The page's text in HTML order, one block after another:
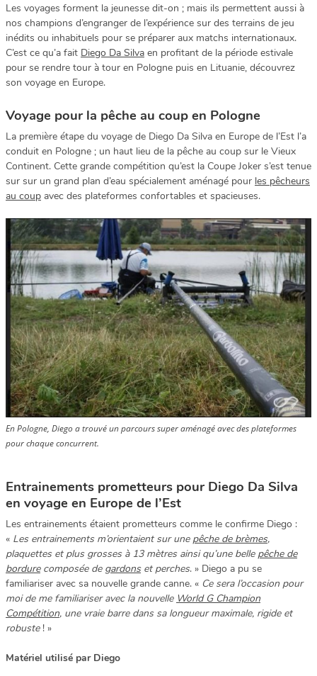
Les voyages forment la jeunesse dit-on ; mais ils permettent aussi à
nos champions d’engranger de l’expérience sur des terrains de jeu
inédits ou inhabituels pour se préparer aux matchs internationaux.
C’est ce qu’a fait Diego Da Silva en profitant de la période estivale
pour se rendre tour à tour en Pologne puis en Lituanie, découvrez
son voyage en Europe.
Voyage pour la pêche au coup en Pologne
La première étape du voyage de Diego Da Silva en Europe de l’Est l’a
conduit en Pologne ; un haut lieu de la pêche au coup sur le Vieux
Continent. Cette grande compétition qu’est la Coupe Joker s’est tenue
sur sur un grand plan d’eau spécialement aménagé pour les pêcheurs
au coup avec des plateformes confortables et spacieuses.
En Pologne, Diego a trouvé un parcours super aménagé avec des plateformes
pour chaque concurrent.
Entrainements prometteurs pour Diego Da Silva
en voyage en Europe de l’Est
Les entrainements étaient prometteurs comme le confirme Diego :
« Les entrainements m’orientaient sur une pêche de brèmes,
plaquettes et plus grosses à 13 mètres ainsi qu’une belle pêche de
bordurecomposée de gardonset perches. » Diego a pu se
familiariser avec sa nouvelle grande canne. « Ce sera l’occasion pour
moi de me familiariser avec la nouvelle World G Champion
Compétition, une vraie barre dans sa longueur maximale, rigide et
robuste ! »
Matériel utilisé par Diego